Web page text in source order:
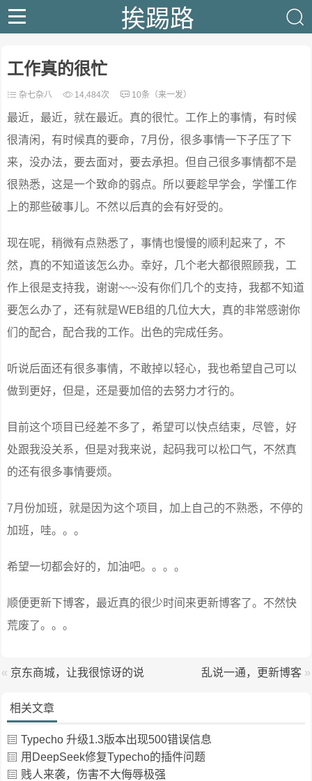
挨踢路
工作真的很忙
杂七杂八 14,484次 10条（来一发）
最近，最近，就在最近。真的很忙。工作上的事情，有时候
很清闲，有时候真的要命，7月份，很多事情一下子压了下
来，没办法，要去面对，要去承担。但自己很多事情都不是
很熟悉，这是一个致命的弱点。所以要趁早学会，学懂工作
上的那些破事儿。不然以后真的会有好受的。
现在呢，稍微有点熟悉了，事情也慢慢的顺利起来了，不
然，真的不知道该怎么办。幸好，几个老大都很照顾我，工
作上很是支持我，谢谢~~~没有你们几个的支持，我都不知道
要怎么办了，还有就是WEB组的几位大大，真的非常感谢你
们的配合，配合我的工作。出色的完成任务。
听说后面还有很多事情，不敢掉以轻心，我也希望自己可以
做到更好，但是，还是要加倍的去努力才行的。
目前这个项目已经差不多了，希望可以快点结束，尽管，好
处跟我没关系，但是对我来说，起码我可以松口气，不然真
的还有很多事情要烦。
7月份加班，就是因为这个项目，加上自己的不熟悉，不停的
加班，哇。。。
希望一切都会好的，加油吧。。。。
顺便更新下博客，最近真的很少时间来更新博客了。不然快
荒废了。。。
« 京东商城，让我很惊讶的说 乱说一通，更新博客 »
相关文章
Typecho 升级1.3版本出现500错误信息
用DeepSeek修复Typecho的插件问题
贱人来袭，伤害不大侮辱极强